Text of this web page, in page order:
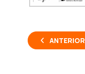
ANTERIOR